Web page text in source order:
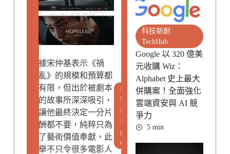
據宋仲基表示《禍
亂》的規模和預算都
有限，但出於被劇本
的故事所深深吸引，
讓他最終決定一分片
酬都不要，純粹只為
了藝術價值奉獻，此
舉不只令很多電影人
視
野
E
x
p
o
科技新創
TechHub
Google 以 320 億美
元收購 Wiz：
Alphabet 史上最大
併購案！全面強化
雲端資安與 AI 競
爭力
5 min